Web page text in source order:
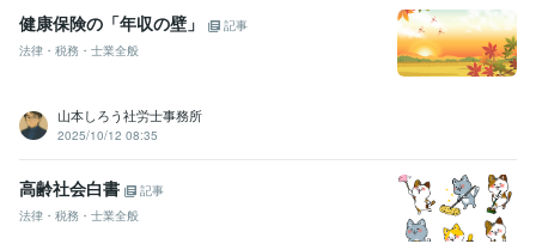
健康保険の「年収の壁」
記事
法律・税務・士業全般
山本しろう社労士事務所
2025/10/12 08:35
高齢社会白書
記事
法律・税務・士業全般